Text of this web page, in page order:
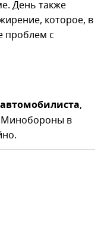
День также
которое, в
проблем с
,
Минобороны в